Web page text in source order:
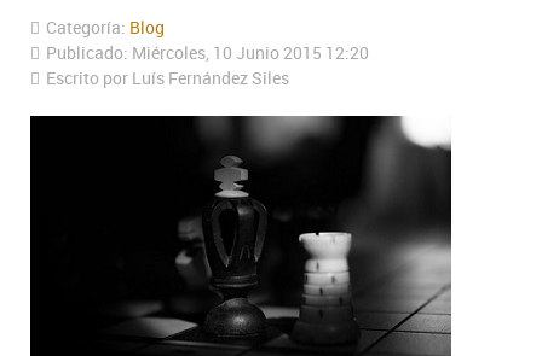
Categoría: Blog
Publicado: Miércoles, 10 Junio 2015 12:20
Escrito por Luís Fernández Siles